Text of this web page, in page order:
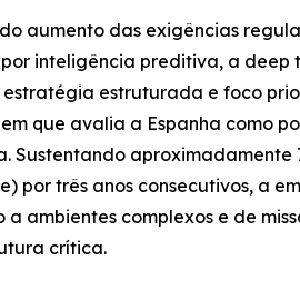
aumento das exigências
inteligência preditiva, a deep
estruturada e foco
que avalia a Espanha como
Sustentando aproximadamente
por três anos consecutivos, a
ambientes complexos e de
crítica.